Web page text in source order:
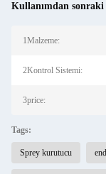
Kullanımdan
1Malzeme:
2Kontrol Sistemi:
3price:
Tags:
Sprey kurutucu